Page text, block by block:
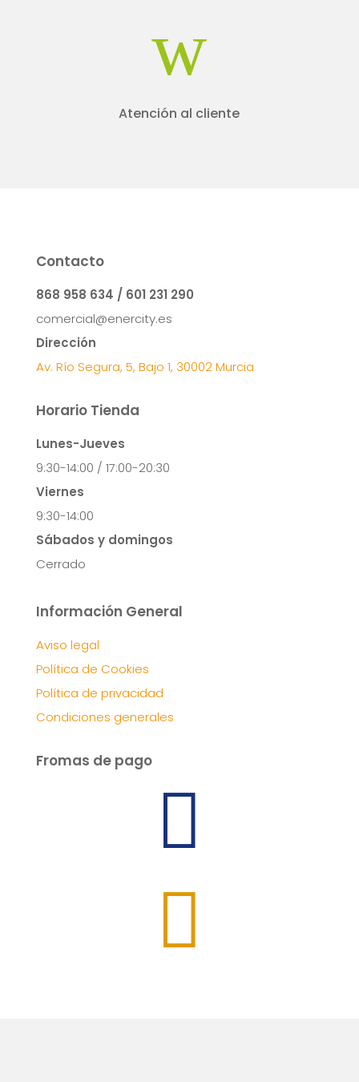
w
Atención al cliente
Contacto
868 958 634 / 601 231 290
comercial@enercity.es
Dirección
Av. Río Segura, 5, Bajo 1, 30002 Murcia
Horario Tienda
Lunes-Jueves
9:30-14:00 / 17:00-20:30
Viernes
9:30-14:00
Sábados y domingos
Cerrado
Información General
Aviso legal
Política de Cookies
Política de privacidad
Condiciones generales
Fromas de pago

